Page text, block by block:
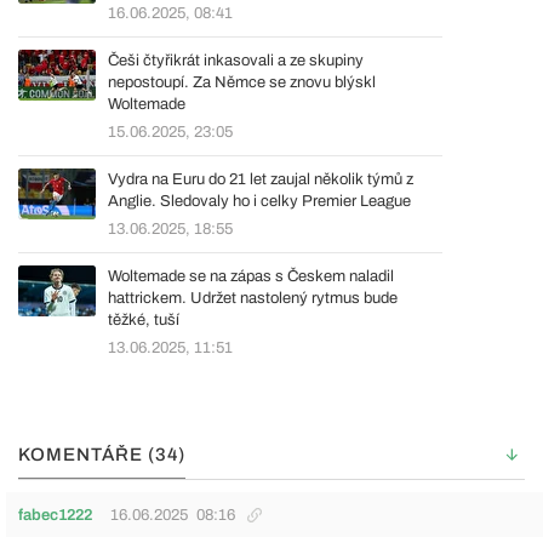
16.06.2025, 08:41
Češi čtyřikrát inkasovali a ze skupiny
nepostoupí. Za Němce se znovu blýskl
Woltemade
15.06.2025, 23:05
Vydra na Euru do 21 let zaujal několik týmů z
Anglie. Sledovaly ho i celky Premier League
13.06.2025, 18:55
Woltemade se na zápas s Českem naladil
hattrickem. Udržet nastolený rytmus bude
těžké, tuší
13.06.2025, 11:51
KOMENTÁŘE (34)
fabec1222 16.06.2025 08:16